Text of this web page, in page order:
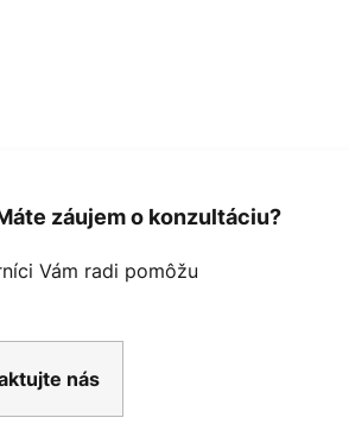
záujem o konzultáciu?
Vám radi pomôžu
nás